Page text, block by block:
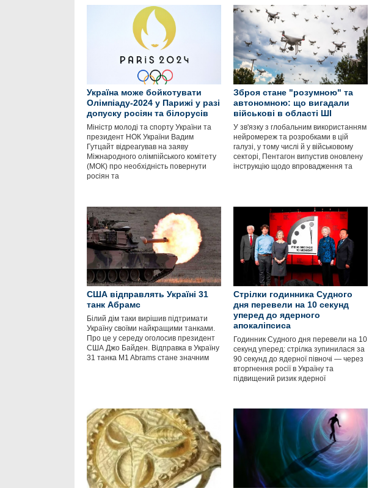
Україна може бойкотувати
Олімпіаду-2024 у Парижі у разі
допуску росіян та білорусів
Міністр молоді та спорту України та
президент НОК України Вадим
Гутцайт відреагував на заяву
Міжнародного олімпійського комітету
(МОК) про необхідність повернути
росіян та
Зброя стане "розумною" та
автономною: що вигадали
військові в області ШІ
У зв'язку з глобальним використанням
нейромереж та розробками в цій
галузі, у тому числі й у військовому
секторі, Пентагон випустив оновлену
інструкцію щодо впровадження та
США відправлять Україні 31
танк Абрамс
Білий дім таки вирішив підтримати
Україну своїми найкращими танками.
Про це у середу оголосив президент
США Джо Байден. Відправка в Україну
31 танка M1 Abrams стане значним
Стрілки годинника Судного
дня перевели на 10 секунд
уперед до ядерного
апокаліпсиса
Годинник Судного дня перевели на 10
секунд уперед: стрілка зупинилася за
90 секунд до ядерної півночі — через
вторгнення росії в Україну та
підвищений ризик ядерної